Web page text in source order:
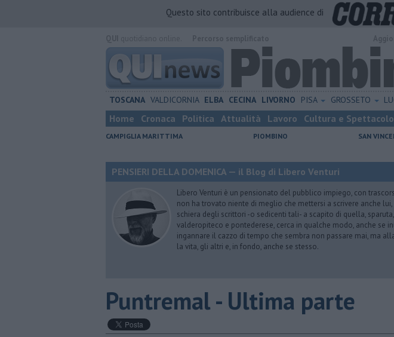
Questo sito contribuisce alla audience di
TOSCANA VALDICORNIA ELBA CECINA LIVORNO PISA GROSSETO
Home Cronaca Politica Attualità Lavoro Cultura e Spettacolo
CAMPIGLIA MARITTIMA PIOMBINO SAN
PENSIERI DELLA DOMENICA — il Blog di Libero Venturi
Libero Venturi è un pensionato del pubblico impiego, con
non ha trovato niente di meglio che mettersi a scrivere anche
schiera degli scrittori -o sedicenti tali- a scapito di quella,
valderopiteco e pontederese, cerca in qualche modo, anche se
ingannare il cazzo di tempo che sembra non passare mai, ma
la vita, gli altri e, in fondo, anche se stesso.
Puntremal - Ultima parte